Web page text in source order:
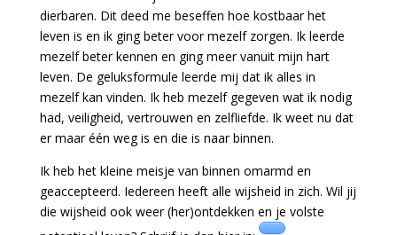
dierbaren. Dit deed me beseffen hoe kostbaar het
leven is en ik ging beter voor mezelf zorgen. Ik leerde
mezelf beter kennen en ging meer vanuit mijn hart
leven. De geluksformule leerde mij dat ik alles in
mezelf kan vinden. Ik heb mezelf gegeven wat ik nodig
had, veiligheid, vertrouwen en zelfliefde. Ik weet nu dat
er maar één weg is en die is naar binnen.
Ik heb het kleine meisje van binnen omarmd en
geaccepteerd. Iedereen heeft alle wijsheid in zich. Wil jij
die wijsheid ook weer (her)ontdekken en je volste